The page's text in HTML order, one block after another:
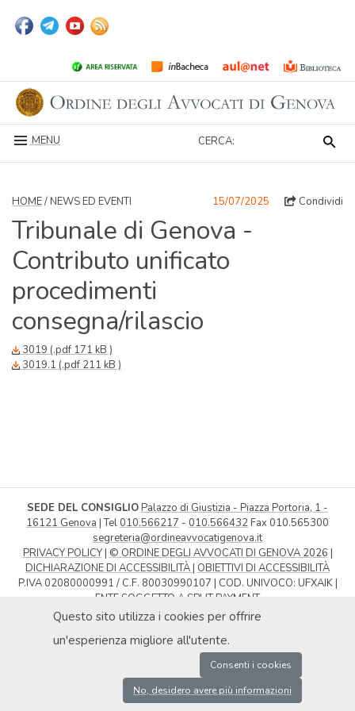
Questo sito utilizza i cookies per offrire
un'esperienza migliore all'utente.
Consenti i cookies
No, desidero avere più informazioni
MENU CERCA:
HOME/ NEWS ED EVENTI 15/07/2025 Condividi
Tribunale di Genova -
Contributo unificato
procedimenti
consegna/rilascio
3019 (.pdf 171 kB )
3019.1 (.pdf 211 kB )
SEDE DEL CONSIGLIOPalazzo di Giustizia - Piazza Portoria, 1 -
16121 Genova | Tel 010.566217 - 010.566432Fax 010.565300
segreteria@ordineavvocatigenova.it
PRIVACY POLICY| © ORDINE DEGLI AVVOCATI DI GENOVA 2026 |
DICHIARAZIONE DI ACCESSIBILITÀ| OBIETTIVI DI ACCESSIBILITÀ
P.IVA 02080000991 / C.F. 80030990107 | COD. UNIVOCO: UFXAIK |
ENTE SOGGETTO A SPLIT PAYMENT